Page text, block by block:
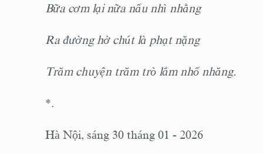
Bữa cơm lại nữa nấu nhì nhằng
Ra đường hở chút là phạt nặng
Trăm chuyện trăm trò lắm nhố nhăng.
*.
Hà Nội, sáng 30 tháng 01 - 2026